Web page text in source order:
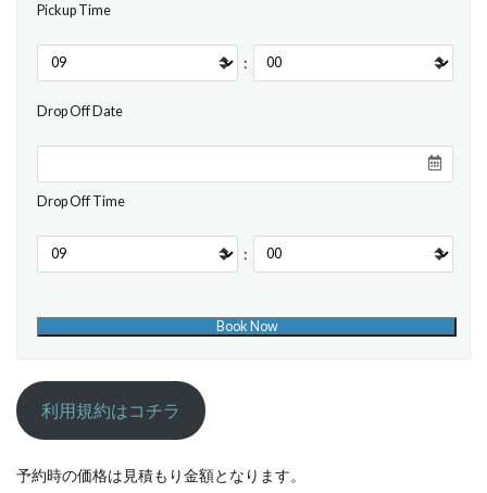
Pickup Time
:
Drop Off Date
Drop Off Time
:
利用規約はコチラ
予約時の価格は見積もり金額となります。